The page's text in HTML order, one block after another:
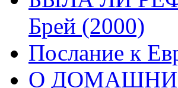
Брей (2000)
Послание к
О ДОМАШНИХ